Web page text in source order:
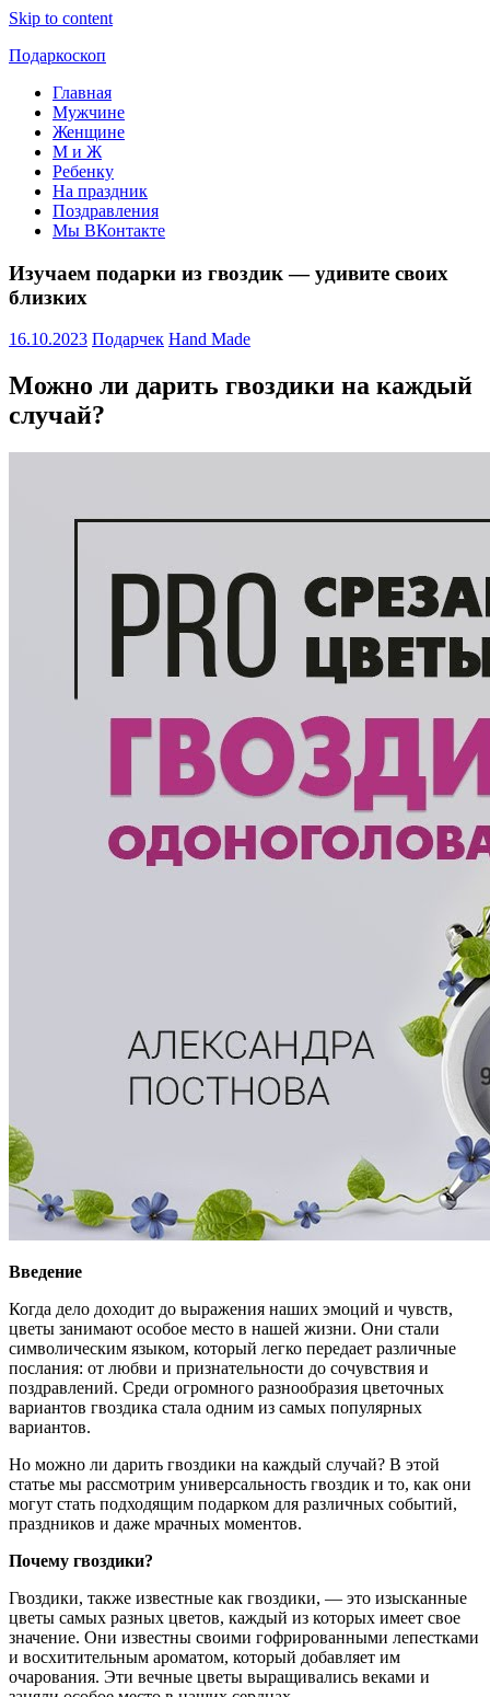
Skip to content
Подаркоскоп
Поможем
выбрать
подарить
Главная
Мужчине
Женщине
М и Ж
Ребенку
На праздник
Поздравления
Мы ВКонтакте
Изучаем подарки из гвоздик — удивите своих
близких
16.10.2023 Подарчек Hand Made
Можно ли дарить гвоздики на каждый
случай?
Введение
Когда дело доходит до выражения наших эмоций и чувств,
цветы занимают особое место в нашей жизни. Они стали
символическим языком, который легко передает различные
послания: от любви и признательности до сочувствия и
поздравлений. Среди огромного разнообразия цветочных
вариантов гвоздика стала одним из самых популярных
вариантов.
Но можно ли дарить гвоздики на каждый случай? В этой
статье мы рассмотрим универсальность гвоздик и то, как они
могут стать подходящим подарком для различных событий,
праздников и даже мрачных моментов.
Почему гвоздики?
Гвоздики, также известные как гвоздики, — это изысканные
цветы самых разных цветов, каждый из которых имеет свое
значение. Они известны своими гофрированными лепестками
и восхитительным ароматом, который добавляет им
очарования. Эти вечные цветы выращивались веками и